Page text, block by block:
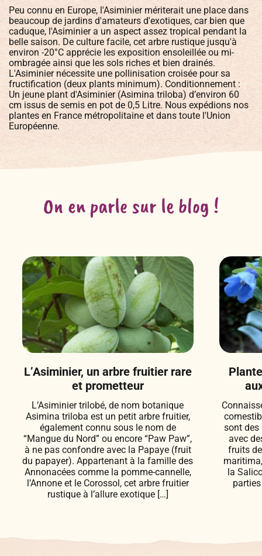
Peu connu en Europe, l'Asiminier mériterait une place dans
beaucoup de jardins d'amateurs d'exotiques, car bien que
caduque, l'Asiminier a un aspect assez tropical pendant la
belle saison. De culture facile, cet arbre rustique jusqu'à
environ -20°C apprécie les exposition ensoleillée ou mi-
ombragée ainsi que les sols riches et bien drainés.
L'Asiminier nécessite une pollinisation croisée pour sa
fructification (deux plants minimum). Conditionnement :
Un jeune plant d'Asiminier (Asimina triloba) d’environ 60
cm issus de semis en pot de 0,5 Litre. Nous expédions nos
plantes en France métropolitaine et dans toute l'Union
Européenne.
On en parle sur le blog !
L’Asiminier, un arbre fruitier rare
et prometteur
L’Asiminier trilobé, de nom botanique
Asimina triloba est un petit arbre fruitier,
également connu sous le nom de
“Mangue du Nord” ou encore “Paw Paw”,
à ne pas confondre avec la Papaye (fruit
du papayer). Appartenant à la famille des
Annonacées comme la pomme-cannelle,
l’Annone et le Corossol, cet arbre fruitier
rustique à l’allure exotique […]
sont des
avec
fruits
la